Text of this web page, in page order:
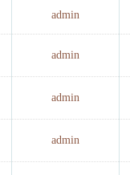
admin
admin
admin
admin